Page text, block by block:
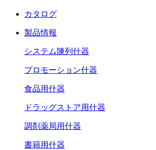
カタログ
製品情報
システム陳列什器
プロモーション什器
食品用什器
ドラッグストア用什器
調剤薬局用什器
書籍用什器